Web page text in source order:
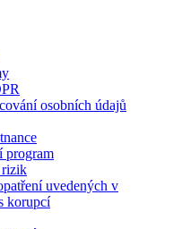
osobních údajů
program
rizik
uvedených v
korupcí